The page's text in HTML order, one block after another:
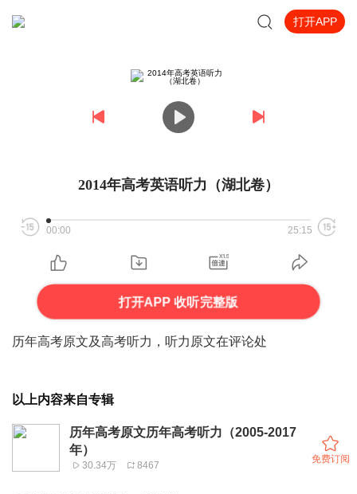
打开APP
2014年高考英语听力（湖北卷）
00:00 25:15
打开APP 收听完整版
历年高考原文及高考听力，听力原文在评论处
以上内容来自专辑
历年高考原文历年高考听力（2005-2017
年）
30.34万 8467
免费订阅